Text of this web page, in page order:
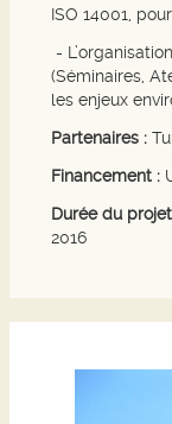
ISO 14001,
-
(Séminaires,
les enjeux
Partenaires :
Financement :
Durée du
2016